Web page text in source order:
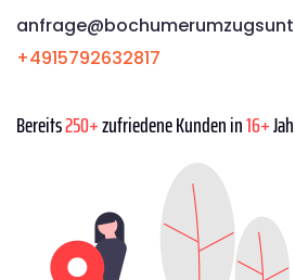
+4915792632817
Bereits250+zufriedene Kunden in16+